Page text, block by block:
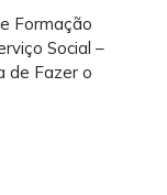
Formação
Social –
de Fazer o